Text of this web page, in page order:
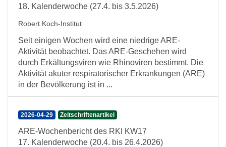
18. Kalenderwoche (27.4. bis 3.5.2026)
Robert Koch-Institut
Seit einigen Wochen wird eine niedrige ARE-
Aktivität beobachtet. Das ARE-Geschehen wird
durch Erkältungsviren wie Rhinoviren bestimmt. Die
Aktivität akuter respiratorischer Erkrankungen (ARE)
in der Bevölkerung ist in ...
2026-04-29 Zeitschriftenartikel
ARE-Wochenbericht des RKI KW17
17. Kalenderwoche (20.4. bis 26.4.2026)